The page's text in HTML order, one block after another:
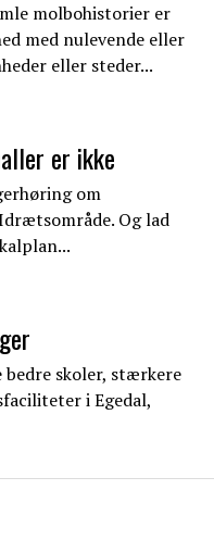
molbohistorier er
med nulevende eller
eller steder...
er ikke
om
Og lad
bedre skoler, stærkere
i Egedal,